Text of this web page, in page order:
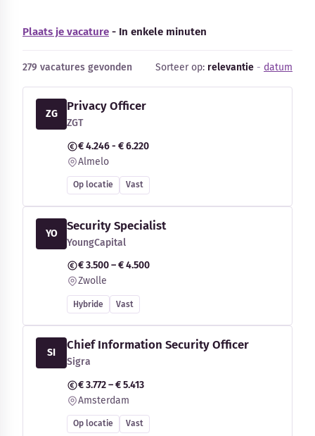
Plaats je vacature - In enkele minuten
279 vacatures gevonden Sorteer op: relevantie - datum
ZG
Privacy Officer
ZGT
€ 4.246 - € 6.220
Almelo
Op locatie Vast
YO
Security Specialist
YoungCapital
€ 3.500 – € 4.500
Zwolle
Hybride Vast
SI
Chief Information Security Officer
Sigra
€ 3.772 – € 5.413
Amsterdam
Op locatie Vast